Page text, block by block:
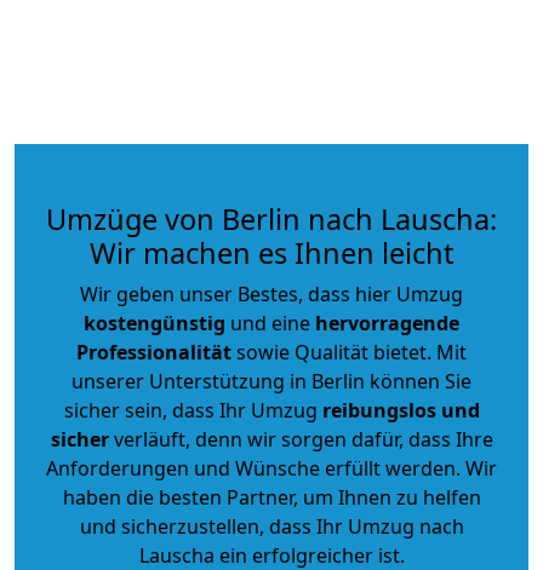
Umzüge von Berlin nach Lauscha:
Wir machen es Ihnen leicht
Wir geben unser Bestes, dass hier Umzug
kostengünstig und eine hervorragende
Professionalitätsowie Qualität bietet. Mit
unserer Unterstützung in Berlin können Sie
sicher sein, dass Ihr Umzug reibungslos und
sicherverläuft, denn wir sorgen dafür, dass Ihre
Anforderungen und Wünsche erfüllt werden. Wir
haben die besten Partner, um Ihnen zu helfen
und sicherzustellen, dass Ihr Umzug nach
Lauscha ein erfolgreicher ist.